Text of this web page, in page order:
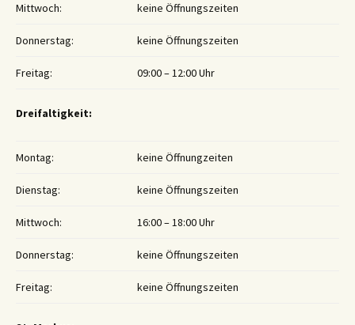
Mittwoch: keine Öffnungszeiten
Donnerstag: keine Öffnungszeiten
Freitag: 09:00 – 12:00 Uhr
Dreifaltigkeit:
Montag: keine Öffnungzeiten
Dienstag: keine Öffnungszeiten
Mittwoch: 16:00 – 18:00 Uhr
Donnerstag: keine Öffnungszeiten
Freitag: keine Öffnungszeiten